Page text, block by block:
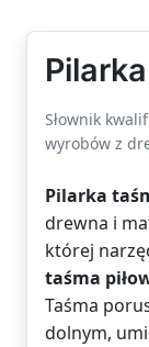
Słownik
wyrobów z
Pilarka
drewna i
której
taśma
Taśma
dolnym,